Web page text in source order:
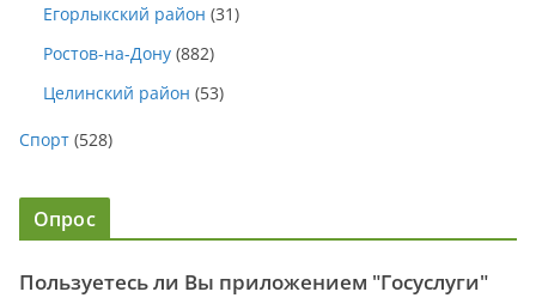
Егорлыкский район (31)
Ростов-на-Дону (882)
Целинский район (53)
Спорт (528)
Опрос
Пользуетесь ли Вы приложением "Госуслуги"